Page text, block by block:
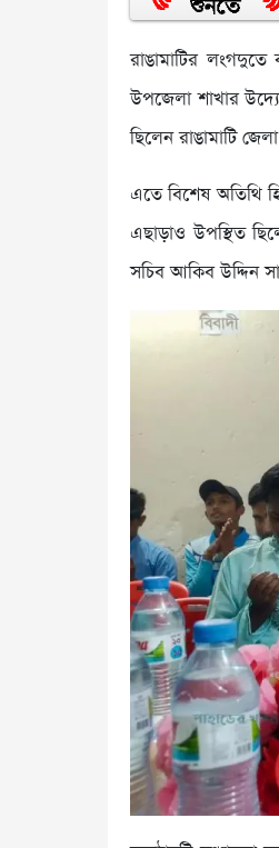
রাঙামাটির
উপজেলা শাখার
ছিলেন রাঙামাটি
এতে বিশেষ অতিথি
এছাড়াও উপস্থিত
সচিব আকিব উদ্দিন